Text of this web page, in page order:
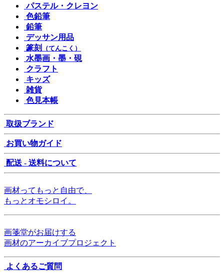
パステル・クレヨン
色鉛筆
鉛筆
デッサン用品
篆刻
（てんこく）
水墨画・墨・硯
クラフト
キッズ
雑貨
色見本帳
取扱ブランド
お買い物ガイド
配送 - 送料について
画材ってもっと自由で、
もっとオモシロイ。
画箋堂がお届けする
画材のアーカイブプロジェクト
よくあるご質問